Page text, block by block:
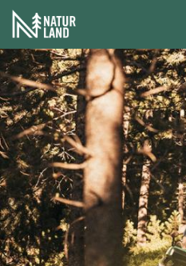
Pasar al contenido principal